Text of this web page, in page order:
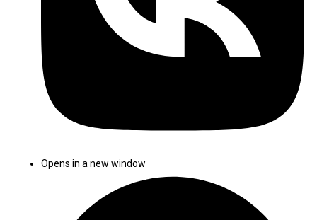
Opens in a new window